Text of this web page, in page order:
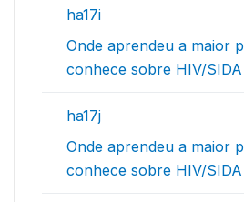
ha17i
Onde aprendeu a maior
conhece sobre HIV/SIDA
ha17j
Onde aprendeu a maior
conhece sobre HIV/SIDA